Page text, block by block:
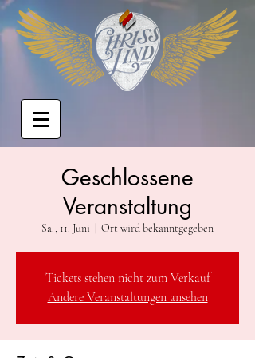
Geschlossene
Veranstaltung
Sa., 11. Juni Ort wird bekanntgegeben
Tickets stehen nicht zum Verkauf
Andere Veranstaltungen ansehen